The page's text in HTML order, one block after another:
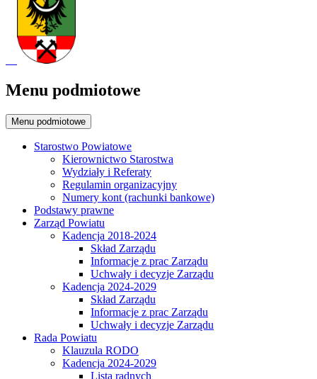
Menu podmiotowe
Menu podmiotowe
Starostwo Powiatowe
Kierownictwo Starostwa
Wydziały i Referaty
Regulamin organizacyjny
Numery kont (rachunki bankowe)
Podstawy prawne
Zarząd Powiatu
Kadencja 2018-2024
Skład Zarządu
Informacje z prac Zarządu
Uchwały i decyzje Zarządu
Kadencja 2024-2029
Skład Zarządu
Informacje z prac Zarządu
Uchwały i decyzje Zarządu
Rada Powiatu
Klauzula RODO
Kadencja 2024-2029
Lista radnych